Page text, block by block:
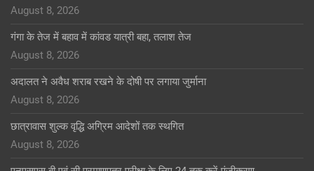
August 8, 2026
गंगा के तेज में बहाव में कांवड यात्री बहा, तलाश तेज
August 8, 2026
अदालत ने अवैध शराब रखने के दोषी पर लगाया जुर्माना
August 8, 2026
छात्रावास शुल्क वृद्धि अग्रिम आदेशों तक स्थगित
August 8, 2026